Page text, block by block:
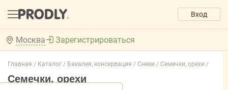
Вход
Москва Зарегистрироваться
Главная / Каталог / Бакалея, консервация / Снеки / Семечки, орехи /
Семечки, орехи